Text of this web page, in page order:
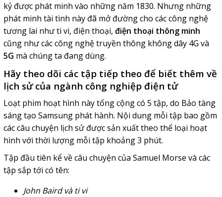
kỷ được phát minh vào những năm 1830. Nhưng những
phát minh tài tình này đã mở đường cho các công nghệ
tương lai như ti vi, điện thoại, điện thoại thông minh
cũng như các công nghệ truyền thông không dây 4G và
5G mà chúng ta đang dùng.
Hãy theo dõi các tập tiếp theo để biết thêm về
lịch sử của ngành công nghiệp điện tử
Loạt phim hoạt hình này tổng cộng có 5 tập, do Bảo tàng
sáng tạo Samsung phát hành. Nội dung mỗi tập bao gồm
các câu chuyện lịch sử được sản xuất theo thể loại hoạt
hình với thời lượng mỗi tập khoảng 3 phút.
Tập đầu tiên kể về câu chuyện của Samuel Morse và các
tập sắp tới có tên:
John Baird và ti vi